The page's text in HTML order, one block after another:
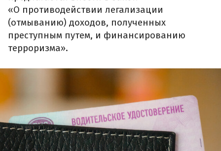
«О противодействии легализации
(отмыванию) доходов, полученных
преступным путем, и финансированию
терроризма».